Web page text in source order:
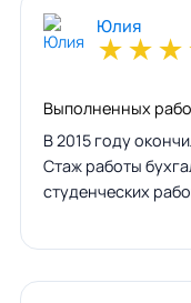
Юлия
★★★
Выполненных
В 2015 году
Стаж работы
студенческих